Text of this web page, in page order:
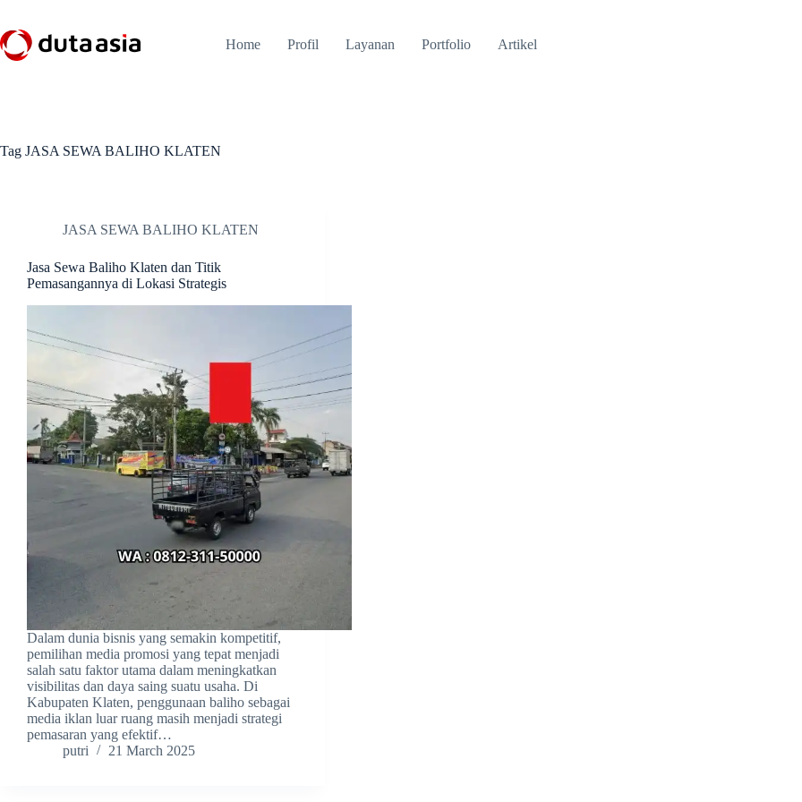
content
Home Profil Layanan Portfolio Artikel
Tag JASA SEWA BALIHO KLATEN
JASA SEWA BALIHO KLATEN
Jasa Sewa Baliho Klaten dan Titik
Pemasangannya di Lokasi Strategis
Dalam dunia bisnis yang semakin kompetitif,
pemilihan media promosi yang tepat menjadi
salah satu faktor utama dalam meningkatkan
visibilitas dan daya saing suatu usaha. Di
Kabupaten Klaten, penggunaan baliho sebagai
media iklan luar ruang masih menjadi strategi
pemasaran yang efektif…
putri
21 March 2025